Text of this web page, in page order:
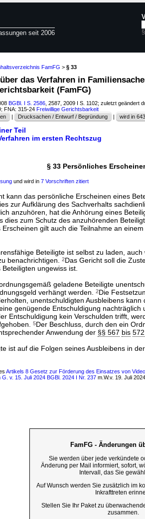
seit 2006
FamFG > § 33
das Verfahren in
(FamFG)
BGBl. I S. 2586 , 2587, 2009 I S. 1102; zuletzt geändert
FNA: 315-24 Freiwillige Gerichtsbarkeit
| Drucksachen / Entwurf / Begründung | wird in
Teil
im ersten Rechtszug
§ 33 Persönliches
und wird in 7 Vorschriften zitiert
kann das persönliche Erscheinen eines
zur Aufklärung des Sachverhalts
anzuhören, hat die Anhörung eines
dies zum Schutz des anzuhörenden
Erscheinen gilt auch die Teilnahme an
Beteiligte ist selbst zu laden,
benachrichtigen.
2Das Gericht soll die
ungewiss ist.
geladene Beteiligte
verhängt werden.
2Die
unentschuldigten Ausbleibens
genügende Entschuldigung
Entschuldigung kein Verschulden trifft,
5Der Beschluss, durch den ein
Anwendung der §§ 567 bis
ist auf die Folgen seines Ausbleibens in
Artikels 8 Gesetz zur Förderung des Einsatzes von
v. 15. Juli 2024 BGBl. 2024 I Nr. 237 m.W.v. 19. Juli 2024
FamFG - Änderungen
Sie werden über jede verkündete
Änderung per Mail informiert, sofort,
Intervall, das Sie
Auf Wunsch werden Sie zusätzlich im
Inkrafttreten
Stellen Sie Ihr Paket zu
zusammen.